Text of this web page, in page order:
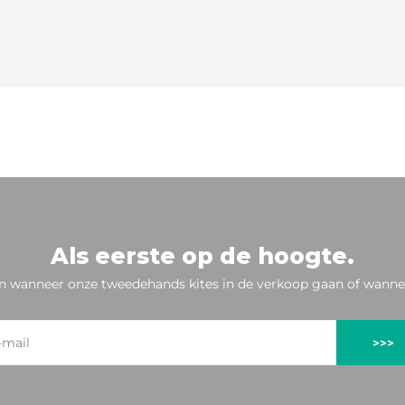
Als eerste op de hoogte.
wanneer onze tweedehands kites in de verkoop gaan of
>>>